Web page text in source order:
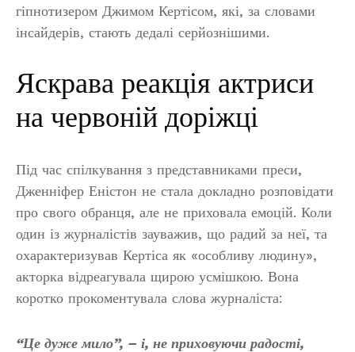
гіпнотизером Джимом Кертісом, які, за словами
інсайдерів, стають дедалі серйознішими.
Яскрава реакція актриси
на червоній доріжці
Під час спілкування з представниками преси,
Дженніфер Еністон не стала докладно розповідати
про свого обранця, але не приховала емоцій. Коли
один із журналістів зауважив, що радий за неї, та
охарактеризував Кертіса як «особливу людину»,
акторка відреагувала щирою усмішкою. Вона
коротко прокоментувала слова журналіста:
“Це дуже мило”, – і, не приховуючи радості,